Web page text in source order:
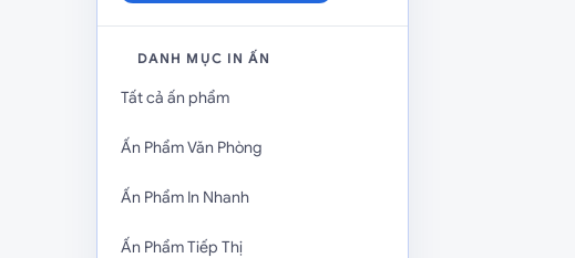
DANH MỤC IN ẤN
Tất cả ấn phẩm
Ấn Phẩm Văn Phòng
Ấn Phẩm In Nhanh
Ấn Phẩm Tiếp Thị